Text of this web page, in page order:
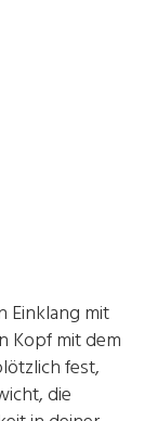
Einklang mit
Kopf mit dem
fest,
die